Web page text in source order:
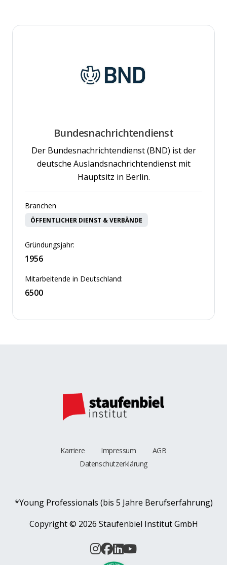
Bundesnachrichtendienst
Der Bundesnachrichtendienst (BND) ist der
deutsche Auslandsnachrichtendienst mit
Hauptsitz in Berlin.
Branchen
ÖFFENTLICHER DIENST & VERBÄNDE
Gründungsjahr:
1956
Mitarbeitende in Deutschland:
6500
Karriere Impressum
AGB
Datenschutzerklärung
*Young Professionals (bis 5 Jahre Berufserfahrung)
Copyright © 2026 Staufenbiel Institut GmbH